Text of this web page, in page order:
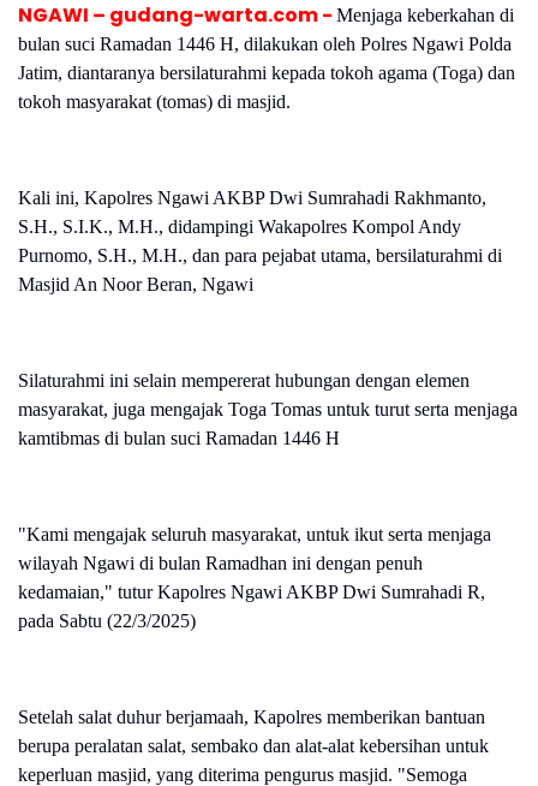
NGAWI – gudang-warta.com - Menjaga keberkahan di
bulan suci Ramadan 1446 H, dilakukan oleh Polres Ngawi Polda
Jatim, diantaranya bersilaturahmi kepada tokoh agama (Toga) dan
tokoh masyarakat (tomas) di masjid.
Kali ini, Kapolres Ngawi AKBP Dwi Sumrahadi Rakhmanto,
S.H., S.I.K., M.H., didampingi Wakapolres Kompol Andy
Purnomo, S.H., M.H., dan para pejabat utama, bersilaturahmi di
Masjid An Noor Beran, Ngawi
Silaturahmi ini selain mempererat hubungan dengan elemen
masyarakat, juga mengajak Toga Tomas untuk turut serta menjaga
kamtibmas di bulan suci Ramadan 1446 H
"Kami mengajak seluruh masyarakat, untuk ikut serta menjaga
wilayah Ngawi di bulan Ramadhan ini dengan penuh
kedamaian," tutur Kapolres Ngawi AKBP Dwi Sumrahadi R,
pada Sabtu (22/3/2025)
Setelah salat duhur berjamaah, Kapolres memberikan bantuan
berupa peralatan salat, sembako dan alat-alat kebersihan untuk
keperluan masjid, yang diterima pengurus masjid. "Semoga